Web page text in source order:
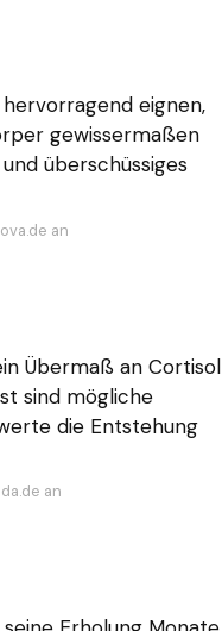
eignen,
gewissermaßen
überschüssiges
an
Übermaß an Cortisol
sind mögliche
die Entstehung
an